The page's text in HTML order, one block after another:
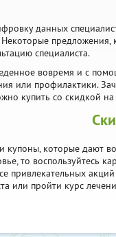
данных
Некоторые
специалиста.
вовремя и с
или профилактики.
купить со скидкой
которые дают
то воспользуйтесь
привлекательных
или пройти курс